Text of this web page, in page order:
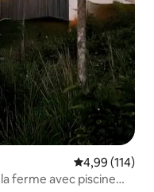
Évaluation
4,99 (114)
ferme avec piscine